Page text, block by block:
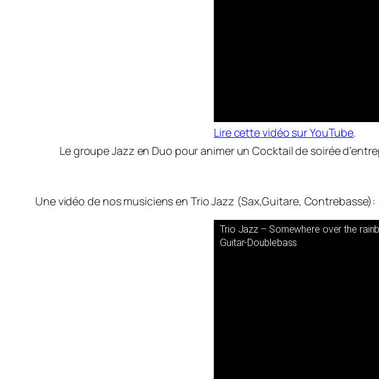
Lire cette vidéo sur YouTube.
Le groupe Jazz en Duo pour animer un Cocktail de soirée
Une vidéo de nos musiciens en Trio Jazz (Sax,Guitare, Contrebasse):
Trio Jazz – Somewhere over the
Guitar-Doublebass